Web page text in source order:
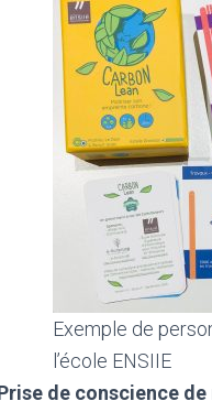
Exemple de
l’école ENSIIE
de conscience de